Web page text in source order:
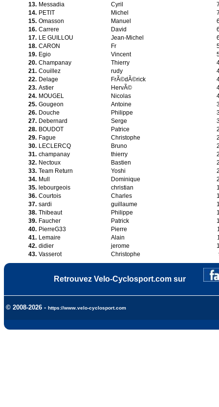
13. Messadia Cyril
14. PETIT Michel
15. Omasson Manuel
16. Carrere David
17. LE GUILLOU Jean-Michel
18. CARON Fr
19. Egio Vincent
20. Champanay Thierry
21. Couillez rudy
22. Delage FrÃ©dÃ©rick
23. Astier HervÃ©
24. MOUGEL Nicolas
25. Gougeon Antoine
26. Douche Philippe
27. Debernard Serge
28. BOUDOT Patrice
29. Fague Christophe
30. LECLERCQ Bruno
31. champanay thierry
32. Nectoux Bastien
33. Team Return Yoshi
34. Mull Dominique
35. lebourgeois christian
36. Courtois Charles
37. sardi guillaume
38. Thibeaut Philippe
39. Faucher Patrick
40. PierreG33 Pierre
41. Lemaire Alain
42. didier jerome
43. Vasserot Christophe
Retrouvez Velo-Cyclosport.com sur
© 2008-2026 - https://www.velo-cyclosport.com